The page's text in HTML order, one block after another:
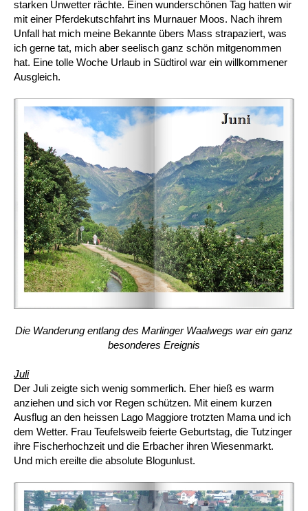
starken Unwetter rächte. Einen wunderschönen Tag hatten wir
mit einer Pferdekutschfahrt ins Murnauer Moos. Nach ihrem
Unfall hat mich meine Bekannte übers Mass strapaziert, was
ich gerne tat, mich aber seelisch ganz schön mitgenommen
hat. Eine tolle Woche Urlaub in Südtirol war ein willkommener
Ausgleich.
Die Wanderung entlang des Marlinger Waalwegs war ein ganz
besonderes Ereignis
Juli
Der Juli zeigte sich wenig sommerlich. Eher hieß es warm
anziehen und sich vor Regen schützen. Mit einem kurzen
Ausflug an den heissen Lago Maggiore trotzten Mama und ich
dem Wetter. Frau Teufelsweib feierte Geburtstag, die Tutzinger
ihre Fischerhochzeit und die Erbacher ihren Wiesenmarkt.
Und mich ereilte die absolute Blogunlust.